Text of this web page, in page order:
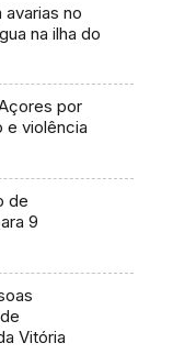
no
na ilha do
por
e violência
de
9
Vitória